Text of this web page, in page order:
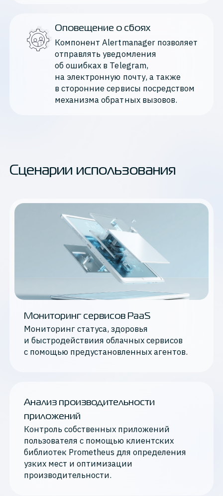
Оповещение о сбоях
Компонент Alertmanager позволяет
отправлять уведомления
об ошибках в Telegram,
на электронную почту, а также
в сторонние сервисы посредством
механизма обратных вызовов.
Сценарии использования
Мониторинг сервисов PaaS
Мониторинг статуса, здоровья
и быстродействиия облачных сервисов
с помощью предустановленных агентов.
Анализ производительности
приложений
Контроль собственных приложений
пользователя с помощью клиентских
библиотек Prometheus для определения
узких мест и оптимизации
производительности.